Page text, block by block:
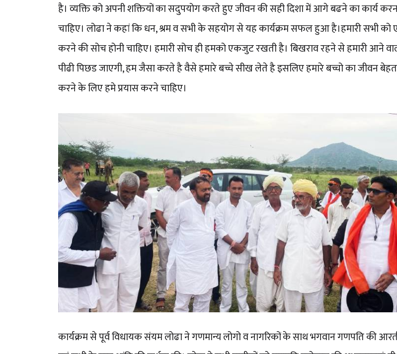
है। व्यक्ति को अपनी शक्तियों का सदुपयोग करते हुए जीवन की सही दिशा में आगे बढने का कार्य
चाहिए। लोढा ने कहां कि धन, श्रम व सभी के सहयोग से यह कार्यक्रम सफल हुआ है।हमारी सभी
करने की सोच होनी चाहिए। हमारी सोच ही हमको एकजुट रखती है। बिखराव रहने से हमारी आने
पीढी पिछड जाएगी, हम जैसा करते है वैसे हमारे बच्चे सीख लेते है इसलिए हमारे बच्चो का जीवन
करने के लिए हमे प्रयास करने चाहिए।
कार्यक्रम से पूर्व विधायक संयम लोढा ने गणमान्य लोगो व नागरिकों के साथ भगवान गणपति की